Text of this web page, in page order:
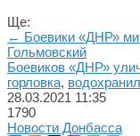
Ще:
← Боевики «ДНР»
Гольмовский
Боевиков «ДНР»
горловка,
28.03.2021 11:35
1790
Новости Донбасса